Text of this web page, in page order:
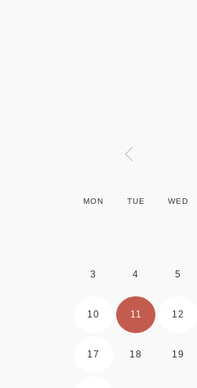
MON TUE WED
3 4 5
10 11 12
17 18 19